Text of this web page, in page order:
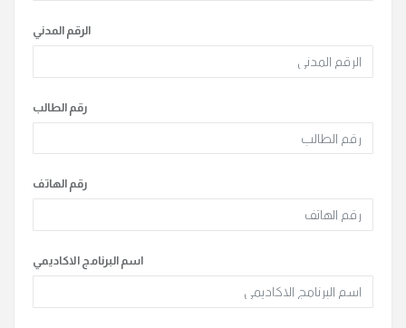
الرقم المدني
رقم الطالب
رقم الهاتف
اسم البرنامج الاكاديمي